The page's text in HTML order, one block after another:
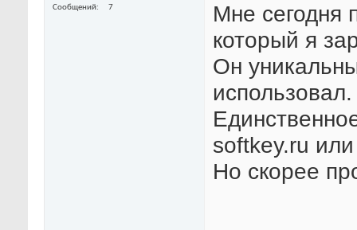
Сообщений
7
Мне сегодня
который я
Он
использовал.
softkey.ru или
Но скорее